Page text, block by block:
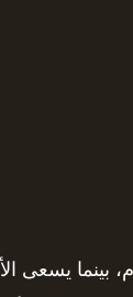
بينما يسعى